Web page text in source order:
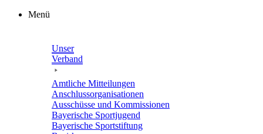
Zum
Menü
Unser
Verband
Amtli­che Mitteilungen
Anschluss­or­ga­ni­sa­tio­nen
Ausschüsse und Kommissionen
Baye­ri­sche Sportjugend
Baye­ri­sche Sportstiftung